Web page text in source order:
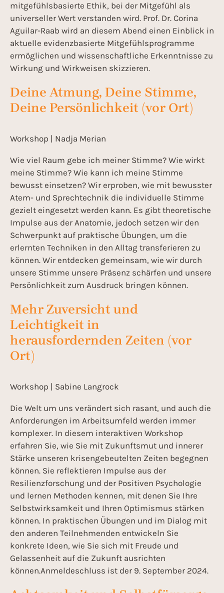
mitgefühlsbasierte Ethik, bei der Mitgefühl als
universeller Wert verstanden wird. Prof. Dr. Corina
Aguilar-Raab wird an diesem Abend einen Einblick in
aktuelle evidenzbasierte Mitgefühlsprogramme
ermöglichen und wissenschaftliche Erkenntnisse zu
Wirkung und Wirkweisen skizzieren.
Deine Atmung, Deine Stimme,
Deine Persönlichkeit (vor Ort)
Workshop | Nadja Merian
Wie viel Raum gebe ich meiner Stimme? Wie wirkt
meine Stimme? Wie kann ich meine Stimme
bewusst einsetzen? Wir erproben, wie mit bewusster
Atem- und Sprechtechnik die individuelle Stimme
gezielt eingesetzt werden kann. Es gibt theoretische
Impulse aus der Anatomie, jedoch setzen wir den
Schwerpunkt auf praktische Übungen, um die
erlernten Techniken in den Alltag transferieren zu
können. Wir entdecken gemeinsam, wie wir durch
unsere Stimme unsere Präsenz schärfen und unsere
Persönlichkeit zum Ausdruck bringen können.
Mehr Zuversicht und
Leichtigkeit in
herausfordernden Zeiten (vor
Ort)
Workshop | Sabine Langrock
Die Welt um uns verändert sich rasant, und auch die
Anforderungen im Arbeitsumfeld werden immer
komplexer. In diesem interaktiven Workshop
erfahren Sie, wie Sie mit Zukunftsmut und innerer
Stärke unseren krisengebeutelten Zeiten begegnen
können. Sie reflektieren Impulse aus der
Resilienzforschung und der Positiven Psychologie
und lernen Methoden kennen, mit denen Sie Ihre
Selbstwirksamkeit und Ihren Optimismus stärken
können. In praktischen Übungen und im Dialog mit
den anderen Teilnehmenden entwickeln Sie
konkrete Ideen, wie Sie sich mit Freude und
Gelassenheit auf die Zukunft ausrichten
können.Anmeldeschluss ist der 9. September 2024.